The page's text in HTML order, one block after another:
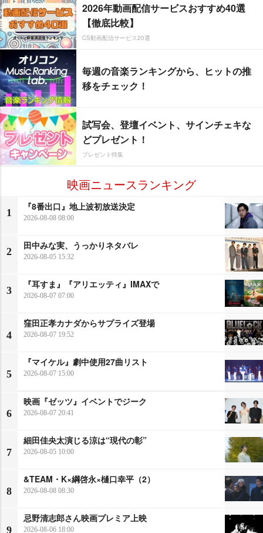
2026年動画配信サービスおすすめ40選
【徹底比較】
CS動画配信サービス20選
毎週の音楽ランキングから、ヒットの推
移をチェック！
試写会、登壇イベント、サインチェキな
どプレゼント！
プレゼント特集
映画ニュースランキング
1
『8番出口』地上波初放送決定
2026-08-08 08:00
2
田中みな実、うっかりネタバレ
2026-08-05 15:32
3
『耳すま』『アリエッティ』IMAXで
2026-08-07 07:00
4
窪田正孝カナダからサプライズ登場
2026-08-07 19:52
5
『マイケル』劇中使用27曲リスト
2026-08-07 15:00
6
映画『ゼッツ』イベントでジーク
2026-08-07 20:41
7
細田佳央太演じる涼は“現代の彰”
2026-08-05 10:00
8
&TEAM・K×綱啓永×樋口幸平（2）
2026-08-08 08:30
9
忌野清志郎さん映画プレミア上映
2026-08-06 18:00